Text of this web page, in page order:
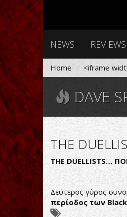
NEWS REVIEWS
Home <iframe
DAVE
THE
THE DUELLISTS…
Δεύτερος γύρος
περίοδος τωνBlack